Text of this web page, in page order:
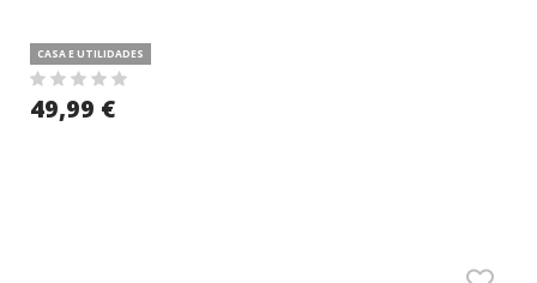
CASA E UTILIDADES
49,99 €